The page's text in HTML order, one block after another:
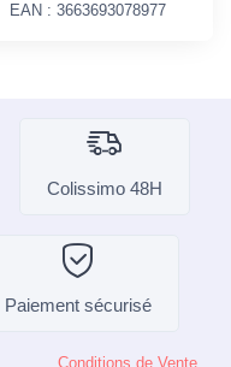
EAN : 3663693078977
Colissimo 48H
Paiement sécurisé
Conditions de Vente